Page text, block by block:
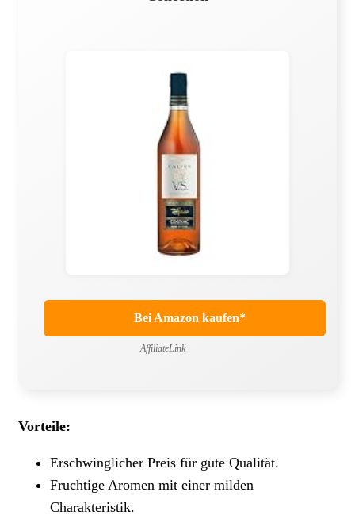
Bei Amazon kaufen*
AffiliateLink
Vorteile:
Erschwinglicher Preis für gute Qualität.
Fruchtige Aromen mit einer milden
Charakteristik.